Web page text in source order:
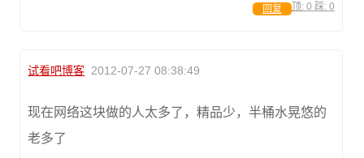
顶: 0 踩: 0
回复
试看吧博客 2012-07-27 08:38:49
现在网络这块做的人太多了，精品少，半桶水晃悠的
老多了